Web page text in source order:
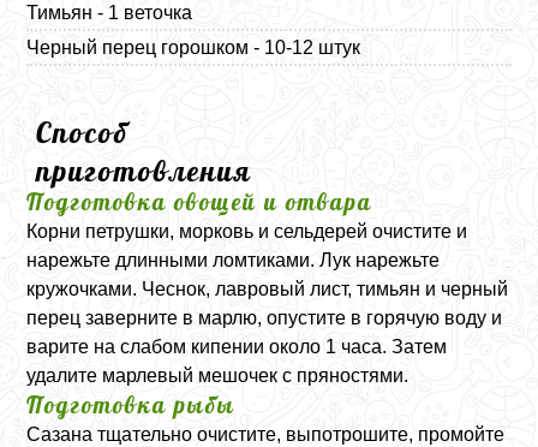
Тимьян - 1 веточка
Черный перец горошком - 10-12 штук
Способ
приготовления
Подготовка овощей и отвара
Корни петрушки, морковь и сельдерей очистите и
нарежьте длинными ломтиками. Лук нарежьте
кружочками. Чеснок, лавровый лист, тимьян и черный
перец заверните в марлю, опустите в горячую воду и
варите на слабом кипении около 1 часа. Затем
удалите марлевый мешочек с пряностями.
Подготовка рыбы
Сазана тщательно очистите, выпотрошите, промойте